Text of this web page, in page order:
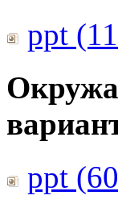
ppt
ppt